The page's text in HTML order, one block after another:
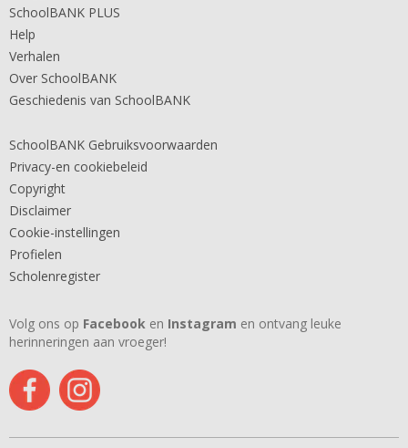
SchoolBANK PLUS
Help
Verhalen
Over SchoolBANK
Geschiedenis van SchoolBANK
SchoolBANK Gebruiksvoorwaarden
Privacy-en cookiebeleid
Copyright
Disclaimer
Cookie-instellingen
Profielen
Scholenregister
Volg ons op Facebook en Instagram en ontvang leuke
herinneringen aan vroeger!